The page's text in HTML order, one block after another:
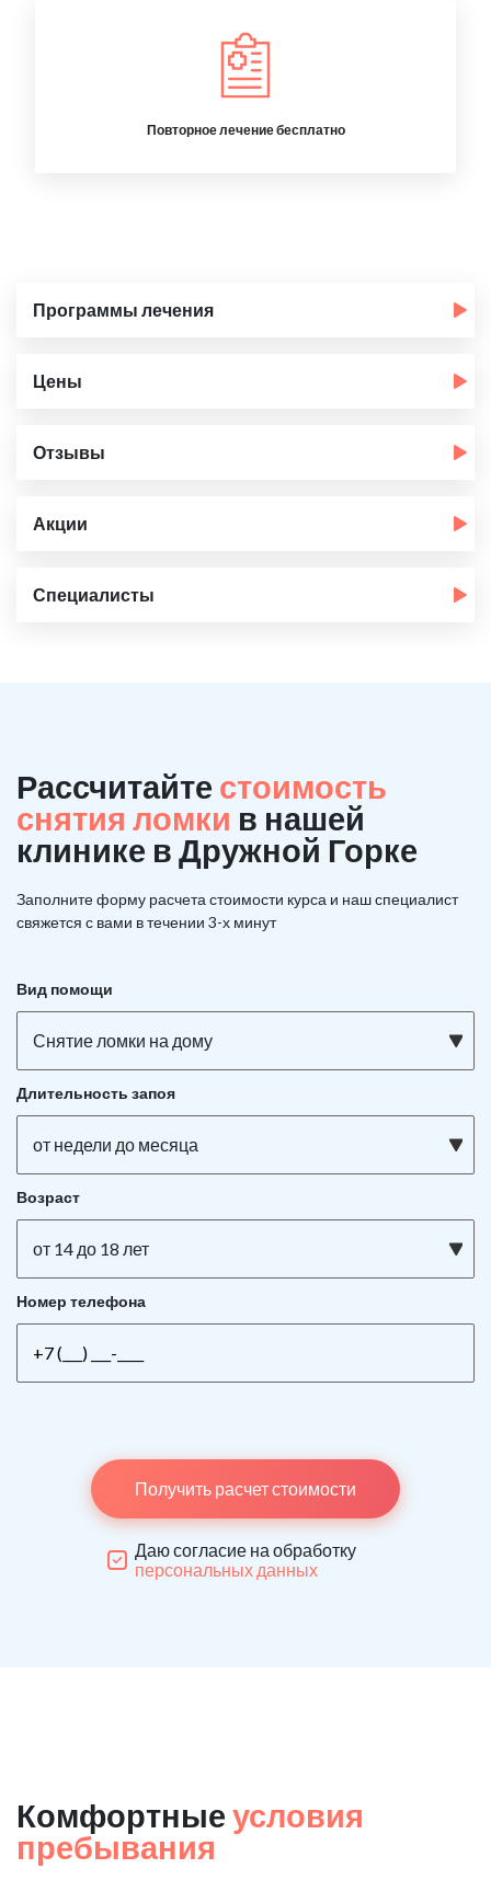
Повторное лечение бесплатно
Программы лечения
Цены
Отзывы
Акции
Специалисты
Рассчитайте стоимость
снятия ломки в нашей
клинике в Дружной Горке
Заполните форму расчета стоимости курса и наш специалист
свяжется с вами в течении 3-х минут
Вид помощи
Снятие ломки на дому
Длительность запоя
от недели до месяца
Возраст
от 14 до 18 лет
Номер телефона
Получить расчет стоимости
Даю согласие на обработку
персональных данных
Комфортные условия
пребывания